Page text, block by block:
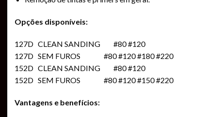
Opções disponíveis:
127D CLEAN SANDING #80 #120
127D SEM FUROS #80 #120 #180 #220
152D CLEAN SANDING #80 #120
152D SEM FUROS #80 #120 #150 #220
Vantagens e benefícios: